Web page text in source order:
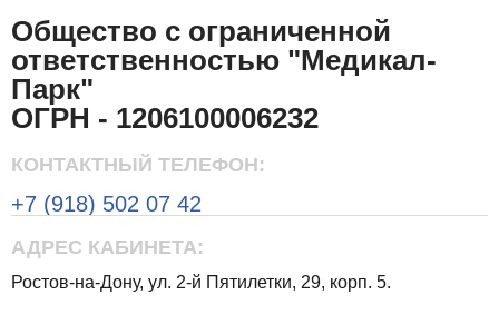
Общество с ограниченной
ответственностью "Медикал-
Парк"
ОГРН - 1206100006232
КОНТАКТНЫЙ ТЕЛЕФОН:
+7 (918) 502 07 42
АДРЕС КАБИНЕТА:
Ростов-на-Дону, ул. 2-й Пятилетки, 29, корп. 5.